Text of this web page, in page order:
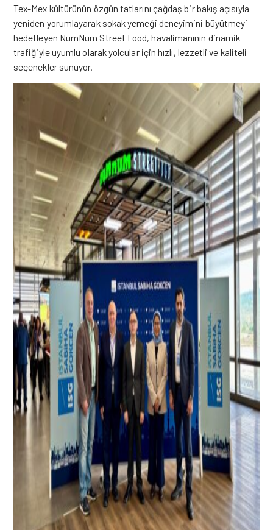
Tex-Mex kültürünün özgün tatlarını çağdaş bir bakış açısıyla
yeniden yorumlayarak sokak yemeği deneyimini büyütmeyi
hedefleyen NumNum Street Food, havalimanının dinamik
trafiğiyle uyumlu olarak yolcular için hızlı, lezzetli ve kaliteli
seçenekler sunuyor.